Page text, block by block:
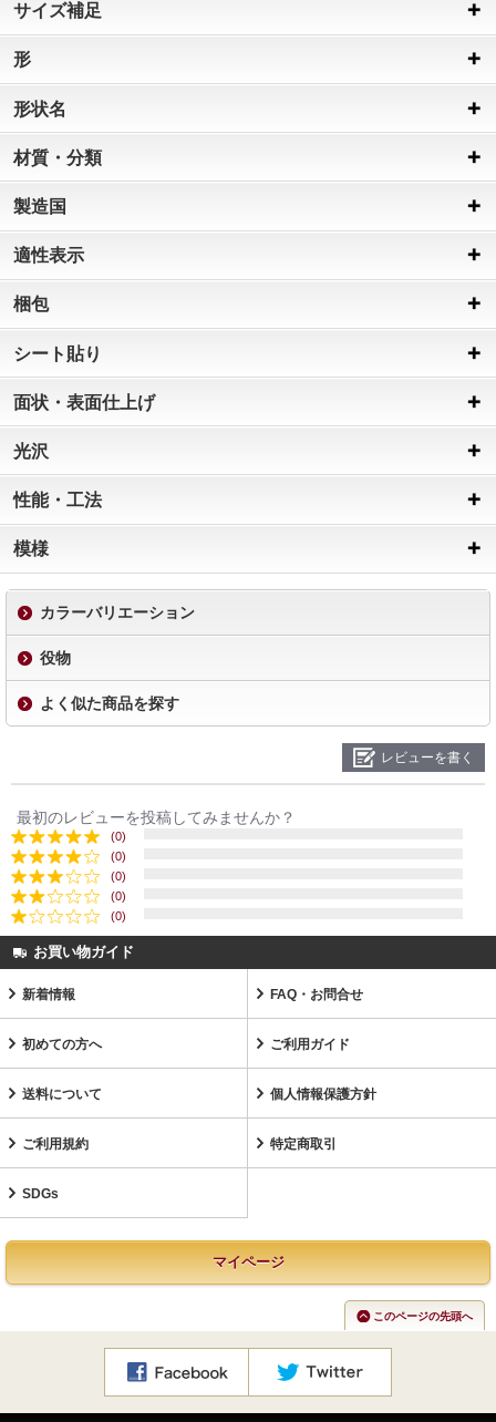
サイズ補足
形
形状名
材質・分類
製造国
適性表示
梱包
シート貼り
面状・表面仕上げ
光沢
性能・工法
模様
カラーバリエーション
役物
よく似た商品を探す
レビューを書く
最初のレビューを投稿してみませんか？
(0)
(0)
(0)
(0)
(0)
お買い物ガイド
新着情報 FAQ・お問合せ
初めての方へ ご利用ガイド
送料について 個人情報保護方針
ご利用規約 特定商取引
SDGs
マイページ
このページの先頭へ